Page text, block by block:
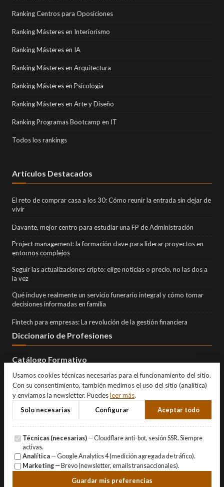
Ranking Centros para Oposiciones
Ranking Másteres en Interiorismo
Ranking Másteres en IA
Ranking Másteres en Arquitectura
Ranking Másteres en Psicología
Ranking Másteres en Arte y Diseño
Ranking Programas Bootcamp en IT
Todos los rankings
Artículos Destacados
El reto de comprar casa a los 30: Cómo reunir la entrada sin dejar de
vivir
Davante, mejor centro para estudiar una FP de Administración
Project management: la formación clave para liderar proyectos en
entornos complejos
Seguir las actualizaciones cripto: elige noticias o precio, no las dos a
la vez
Qué incluye realmente un servicio funerario integral y cómo tomar
decisiones informadas en familia
Fintech para empresas: La revolución de la gestión financiera
Diccionario de Profesiones
Catálogo Formativo
Aviso Legal·Privacidad· Cookies ·Gestionar cookies
Usamos cookies técnicas necesarias para el funcionamiento del sitio.
Con su consentimiento, también medimos el uso del sitio (analítica)
y enviamos la newsletter. Puedesleer más.
Solo necesarias
Configurar Aceptar todo
Técnicas (necesarias) — Cloudflare anti-bot, sesión SSR. Siempre
activas.
Analítica — Google Analytics 4 (medición agregada de tráfico).
Marketing — Brevo (newsletter, emails transaccionales).
Guardar mis preferencias